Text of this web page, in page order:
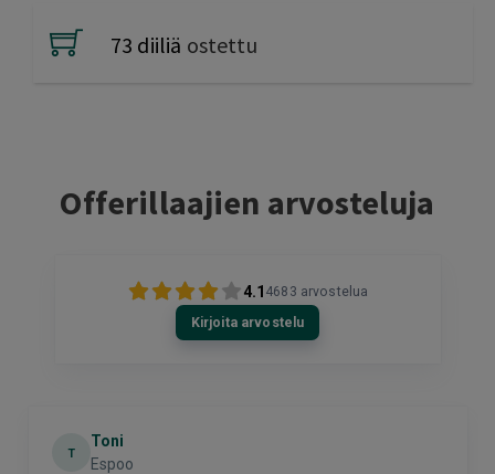
73 diiliä ostettu
Offerillaajien arvosteluja
4.1 4683 arvostelua
Kirjoita arvostelu
T
Toni
Espoo